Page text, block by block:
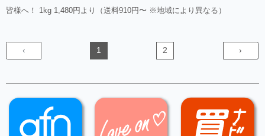
皆様へ！ 1kg 1,480円より（送料910円〜 ※地域により異なる）
‹ 1 2 ›